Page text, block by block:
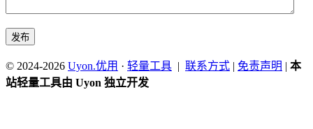
© 2024-2026 Uyon.优用 · 轻量工具 | 联系方式 | 免责声明 | 本
站轻量工具由 Uyon 独立开发